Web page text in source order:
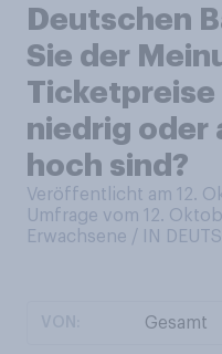
Deutschen
Sie der
Ticketpreise
niedrig oder
hoch sind?
Veröffentlicht am 12.
Umfrage vom 12.
Erwachsene / IN